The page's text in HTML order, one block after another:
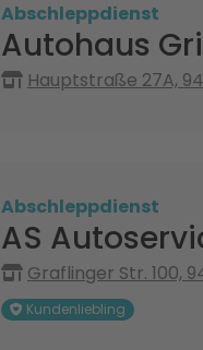
Abschleppdienst
Autohaus
Hauptstraße 27A,
Abschleppdienst
AS
Graflinger Str. 100,
Kundenliebling